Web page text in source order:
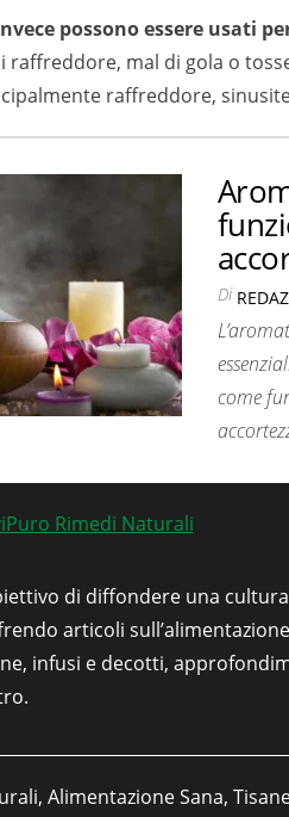
possono essere usati
raffreddore, mal di gola o
raffreddore,
Di
come
di diffondere una
articoli
infusi e decotti,
Alimentazione Sana,